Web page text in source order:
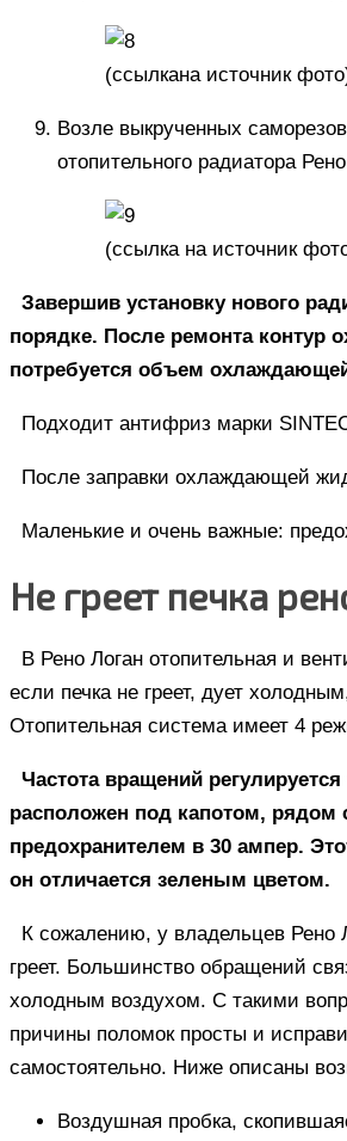
(ссылкана источник
Возле выкрученных
отопительного радиатора
(ссылка на источник
Завершив установку нового
порядке. После ремонта контур
потребуется объем
Подходит антифриз марки
После заправки охлаждающей
Маленькие и очень важные:
Не греет печка
В Рено Логан отопительная и
если печка не греет, дует
Отопительная система имеет 4
Частота вращений
расположен под капотом, рядом
предохранителем в 30 ампер.
он отличается зеленым цветом.
К сожалению, у владельцев Рено
греет. Большинство обращений
холодным воздухом. С такими
причины поломок просты и
самостоятельно. Ниже описаны
Воздушная пробка,